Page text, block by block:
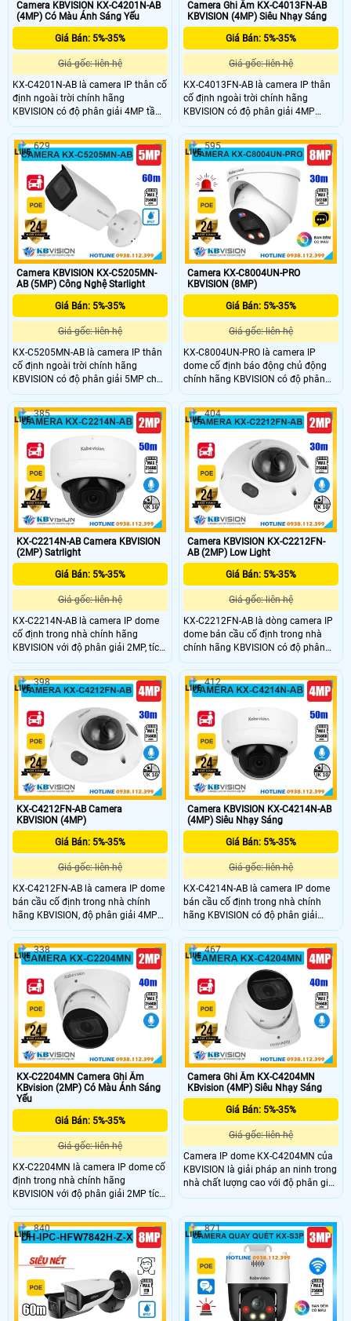
Camera KBVISION KX-C4201N-AB
(4MP) Có Màu Ánh Sáng Yếu
Giá Bán: 5%-35%
Giá gốc: liên hệ
KX-C4201N-AB là camera IP thân cố
định ngoài trời chính hãng
KBVISION có độ phân giải 4MP tầm
nhìn hồng ngoại lên đến 50m.
Camera hỗ trợ khe cắm thẻ nhớ tối
đa 256GB, tích hợp micro ghi âm và
khả năng phân biệt người và xe
thông minh. Với thiết kế vỏ kim loại
chuẩn IP67, hỗ trợ POE đây là lựa
chọn giá rẻ phù hợp cho mọi nhu
cầu giám sát an ninh hiệu quả
ngoài trời và trong nhà.
Camera Ghi Âm KX-C4013FN-AB
KBVISION (4MP) Siêu Nhạy Sáng
Giá Bán: 5%-35%
Giá gốc: liên hệ
KX-C4013FN-AB là camera IP thân
cố định ngoài trời chính hãng
KBVISION có độ phân giải 4MP
cùng tầm hồng ngoại ban đêm lên
đến 20m. Camera tích hợp khe cắm
thẻ nhớ lên đến 256GB, micro ghi
âm, công nghệ phân biệt người và
xe, hỗ trợ POE tiện lợi. Với thiết kế vỏ
kim loại chắc chắn, đạt chuẩn
chống nước IP67 camera KX-
C4013FN-AB là lựa chọn giá rẻ đầy
đủ tính năng cho an ninh ngoài trời.
Camera KBVISION KX-C5205MN-
AB (5MP) Công Nghệ Starlight
Giá Bán: 5%-35%
Giá gốc: liên hệ
KX-C5205MN-AB là camera IP thân
cố định ngoài trời chính hãng
KBVISION có độ phân giải 5MP cho
hình ảnh sắc nét và hồng ngoại ban
đêm lên đến 60m. Camera hỗ trợ
khe cắm thẻ nhớ 256GB công nghệ
phân biệt người và xe thông minh,
tích hợp POE giúp dễ dàng lắp đặt.
Với vỏ kim loại bền chắc đạt chuẩn
chống nước IP67, đây là lựa chọn
camera ngoài trời giá rẻ giám sát an
ninh hiệu quả.
629
Camera KX-C8004UN-PRO
KBVISION (8MP)
Giá Bán: 5%-35%
Giá gốc: liên hệ
KX-C8004UN-PRO là camera IP
dome cố định báo động chủ động
chính hãng KBVISION có độ phân
giải 8MP sắc nét cùng khả năng
quan sát ban đêm Full Color với
tầm hồng ngoại lên đến 30m.
Camera hỗ trợ đàm thoại 2 chiều,
khe cắm thẻ nhớ lên đến 512GB,
chuẩn chống nước IP67 và tích hợp
POE tiện lợi. Đây là giải pháp an
ninh chất lượng cao với mức giá rẻ,
phù hợp cho gia đình và cửa hàng.
595
KX-C2214N-AB Camera KBVISION
(2MP) Satrlight
Giá Bán: 5%-35%
Giá gốc: liên hệ
KX-C2214N-AB là camera IP dome
cố định trong nhà chính hãng
KBVISION với độ phân giải 2MP, tích
hợp hồng ngoại tầm nhìn xa ban
đêm lên đến 50m. Camera hỗ trợ
mic ghi âm, khe cắm thẻ nhớ tối đa
256GB, tính năng phân biệt người và
xe, chuẩn POE tiện lợi. Đây là lựa
chọn lý tưởng với mức giá rẻ, phù
hợp lắp đặt giám sát trong nhà.
385
Camera KBVISION KX-C2212FN-
AB (2MP) Low Light
Giá Bán: 5%-35%
Giá gốc: liên hệ
KX-C2212FN-AB là dòng camera IP
dome bán cầu cố định trong nhà
chính hãng KBVISION có độ phân
giải 2MP cho hình ảnh rõ nét.
Camera tích hợp hồng ngoại 30m,
mic ghi âm, khe cắm thẻ nhớ 256GB,
hỗ trợ phân biệt người và xe công
nghệ Ai phát hiện thông minh, cấp
nguồn PoE và đạt chuẩn chống va
đập IK10. Đây là lựa chọn giá rẻ,
phù hợp cho các giải pháp giám sát
an ninh trong nhà .
404
KX-C4212FN-AB Camera
KBVISION (4MP)
Giá Bán: 5%-35%
Giá gốc: liên hệ
KX-C4212FN-AB là camera IP dome
bán cầu cố định trong nhà chính
hãng KBVISION, độ phân giải 4MP
cho hình ảnh sắc nét. Camera tích
hợp mic ghi âm, khe cắm thẻ nhớ
đến 256GB, công nghệ POE tiện lợi
cùng khả năng phân biệt người và
xe thông minh. Với tầm hồng ngoại
30m, chuẩn chống va đập IK10 và
mức giá rẻ, đây là lựa chọn lý tưởng
cho giám sát an ninh trong nhà.
398
Camera KBVISION KX-C4214N-AB
(4MP) Siêu Nhạy Sáng
Giá Bán: 5%-35%
Giá gốc: liên hệ
KX-C4214N-AB là camera IP dome
bán cầu cố định trong nhà chính
hãng KBVISION có độ phân giải
4MP cho hình ảnh sắc nét. Camera
tích hợp hồng ngoại ban đêm 50m,
mic ghi âm, khe cắm thẻ nhớ lên
đến 256GB, hỗ trợ POE và công
nghệ phân biệt người và xe thông
minh. Với chuẩn chống va đập IK10
và mức giá rẻ, đây là lựa chọn lý
tưởng cho nhu cầu giám sát an ninh
hiệu quả.
412
KX-C2204MN Camera Ghi Âm
KBvision (2MP) Có Màu Ánh Sáng
Yếu
Giá Bán: 5%-35%
Giá gốc: liên hệ
KX-C2204MN là camera IP dome cố
định trong nhà chính hãng
KBVISION với độ phân giải 2MP tích
hợp hồng ngoại tầm xa 40m cho
hình ảnh rõ nét cả ban đêm.
Camera hỗ trợ mic ghi âm, khe cắm
thẻ nhớ tối đa 256GB, công nghệ
POE và tính năng phân biệt người
và xe thông minh. Vỏ kim loại chắc
chắn, độ bền cao, giá thành cực kỳ
hợp lý, phù hợp lắp đặt trong nhà
nhiều không gian.
338
Camera Ghi Âm KX-C4204MN
KBvision (4MP) Siêu Nhạy Sáng
Giá Bán: 5%-35%
Giá gốc: liên hệ
Camera IP dome KX-C4204MN của
KBVISION là giải pháp an ninh trong
nhà chất lượng cao với độ phân giải
4MP cho hình ảnh rõ nét cả ngày
Camera nổi bật với mic ghi âm tích
hợp, khe cắm thẻ nhớ lên đến
256GB, cùng tính năng phân biệt
người và xe, giúp giám sát hiệu quả
hơn. Thiết kế vỏ kim loại bền bỉ, hỗ
trợ POE giá rẻ lý tưởng cho gia đình
và văn phòng.
467
840 871